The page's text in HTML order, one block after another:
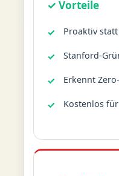
✓ Vorteile
Proaktiv
Stanford-
Erkennt
Kostenlos